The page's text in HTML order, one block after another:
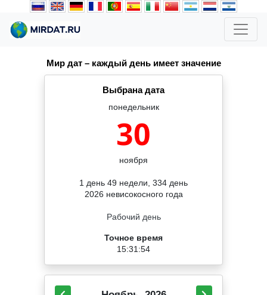
Мир дат – каждый день имеет значение
Выбрана дата
понедельник
30
ноября
1 день 49 недели, 334 день
2026 невисокосного года
Рабочий день
Точное время
15:31:54